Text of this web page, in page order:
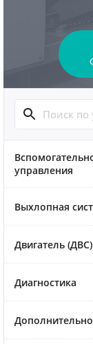
управления
Выхлопная
Двигатель (ДВС)
Диагностика